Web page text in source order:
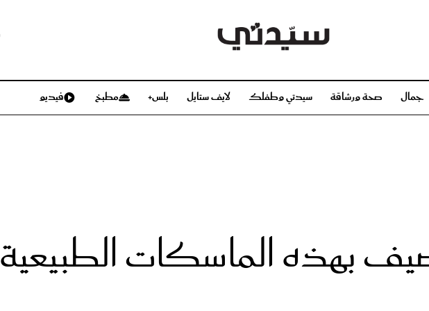
جمال صحة ورشاقة سيدتي وطفلك لايف ستايل بلس+ مطبخ فيديو
بهذه الماسكات الطبيعية
مجلة سيدتي
مناسبات X سيدتي